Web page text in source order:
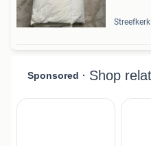
Streefkerk